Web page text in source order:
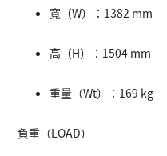
寬（W）：1382 mm
高（H）：1504 mm
重量（Wt）：169 kg
負重（LOAD）